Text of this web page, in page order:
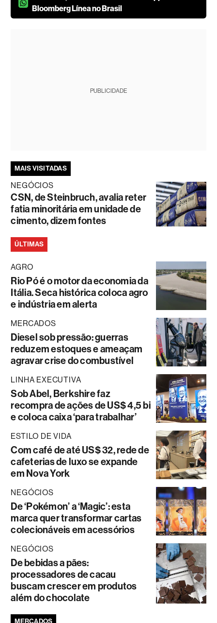
Bloomberg Línea no Brasil
PUBLICIDADE
MAIS VISITADAS
NEGÓCIOS
CSN, de Steinbruch, avalia reter
fatia minoritária em unidade de
cimento, dizem fontes
ÚLTIMAS
AGRO
Rio Pó é o motor da economia da
Itália. Seca histórica coloca agro
e indústria em alerta
MERCADOS
Diesel sob pressão: guerras
reduzem estoques e ameaçam
agravar crise do combustível
LINHA EXECUTIVA
Sob Abel, Berkshire faz
recompra de ações de US$ 4,5 bi
e coloca caixa ‘para trabalhar’
ESTILO DE VIDA
Com café de até US$ 32, rede de
cafeterias de luxo se expande
em Nova York
NEGÓCIOS
De ‘Pokémon’ a ‘Magic’: esta
marca quer transformar cartas
colecionáveis em acessórios
NEGÓCIOS
De bebidas a pães:
processadores de cacau
buscam crescer em produtos
além do chocolate
MERCADOS